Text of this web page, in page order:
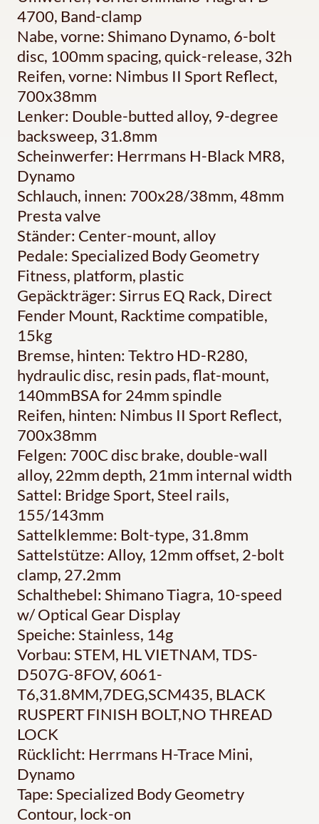
4700, Band-clamp
Nabe, vorne: Shimano Dynamo, 6-bolt
disc, 100mm spacing, quick-release, 32h
Reifen, vorne: Nimbus II Sport Reflect,
700x38mm
Lenker: Double-butted alloy, 9-degree
backsweep, 31.8mm
Scheinwerfer: Herrmans H-Black MR8,
Dynamo
Schlauch, innen: 700x28/38mm, 48mm
Presta valve
Ständer: Center-mount, alloy
Pedale: Specialized Body Geometry
Fitness, platform, plastic
Gepäckträger: Sirrus EQ Rack, Direct
Fender Mount, Racktime compatible,
15kg
Bremse, hinten: Tektro HD-R280,
hydraulic disc, resin pads, flat-mount,
140mmBSA for 24mm spindle
Reifen, hinten: Nimbus II Sport Reflect,
700x38mm
Felgen: 700C disc brake, double-wall
alloy, 22mm depth, 21mm internal width
Sattel: Bridge Sport, Steel rails,
155/143mm
Sattelklemme: Bolt-type, 31.8mm
Sattelstütze: Alloy, 12mm offset, 2-bolt
clamp, 27.2mm
Schalthebel: Shimano Tiagra, 10-speed
w/ Optical Gear Display
Speiche: Stainless, 14g
Vorbau: STEM, HL VIETNAM, TDS-
D507G-8FOV, 6061-
T6,31.8MM,7DEG,SCM435, BLACK
RUSPERT FINISH BOLT,NO THREAD
LOCK
Rücklicht: Herrmans H-Trace Mini,
Dynamo
Tape: Specialized Body Geometry
Contour, lock-on